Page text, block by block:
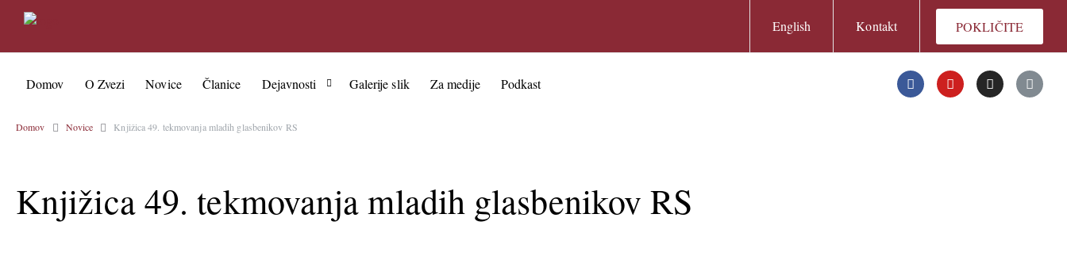
English Kontakt POKLIČITE
Domov O Zvezi Novice Članice Dejavnosti Galerije slik Za medije Podkast
Domov Novice Knjižica 49. tekmovanja mladih glasbenikov RS
Knjižica 49. tekmovanja mladih glasbenikov RS